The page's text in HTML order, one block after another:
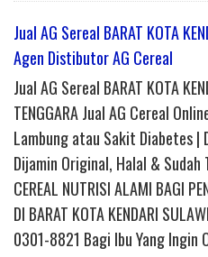
Jual AG Sereal BARAT KOTA
Agen Distibutor AG Cereal
Jual AG Sereal BARAT KOTA
TENGGARA Jual AG Cereal
Lambung atau Sakit Diabetes |
Dijamin Original, Halal & Sudah
CEREAL NUTRISI ALAMI BAGI
DI BARAT KOTA KENDARI
0301-8821 Bagi Ibu Yang Ingin